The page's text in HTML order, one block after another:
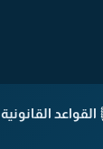
القواعد القانونية